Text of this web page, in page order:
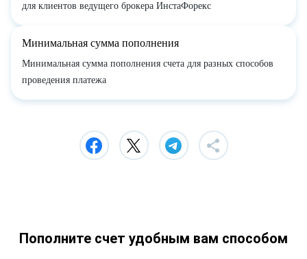
для клиентов ведущего брокера ИнстаФорекс
Минимальная сумма пополнения
Минимальная сумма пополнения счета для разных способов
проведения платежа
Пополните счет удобным вам способом